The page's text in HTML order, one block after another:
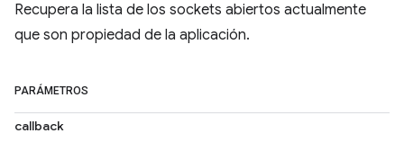
Recupera la lista de los sockets abiertos actualmente
que son propiedad de la aplicación.
PARÁMETROS
callback